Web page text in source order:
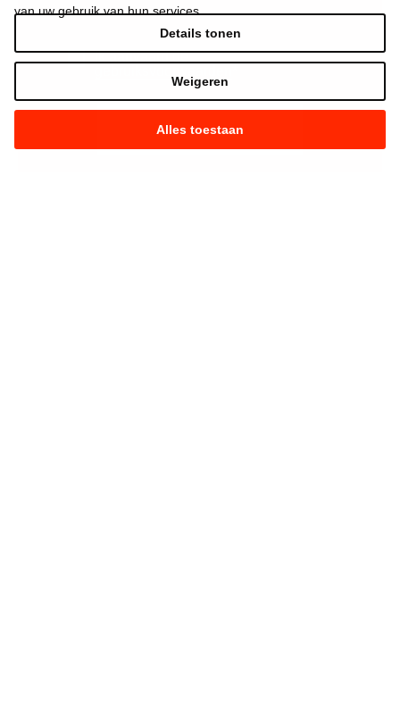
van uw gebruik van hun services.
Alles toestaan
Weigeren
Details tonen
Ik aanvaard de